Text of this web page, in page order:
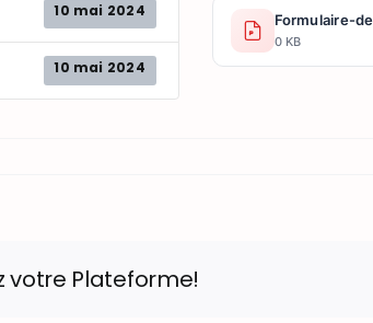
10 mai 2024
10 mai 2024
Formulaire-
0 KB
votre Plateforme!